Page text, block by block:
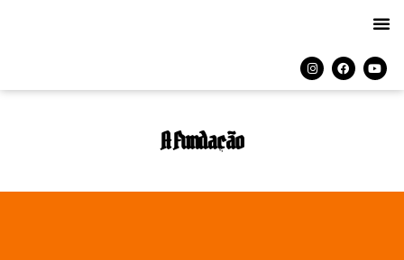
A Fundação